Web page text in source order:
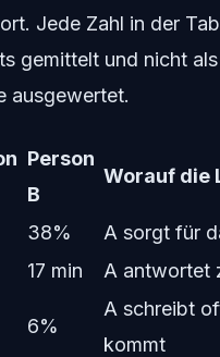
Jede Zahl in der
gemittelt und nicht
ausgewertet.
Person
B
Worauf die
38%
A sorgt für
17 min A antwortet
6%
A schreibt
kommt